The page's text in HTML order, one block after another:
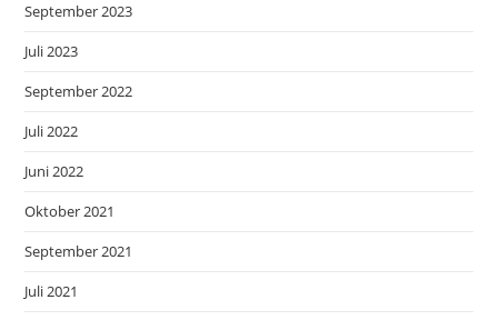
September 2023
Juli 2023
September 2022
Juli 2022
Juni 2022
Oktober 2021
September 2021
Juli 2021